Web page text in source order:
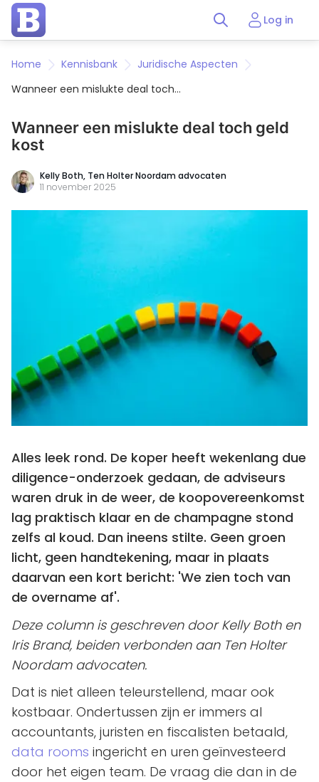
Log in
Home Kennisbank
Juridische Aspecten
Wanneer een mislukte deal toch
Wanneer een mislukte deal toch geld
kost
Kelly Both, Ten Holter Noordam advocaten
11 november 2025
Alles leek rond. De koper heeft wekenlang due
diligence-onderzoek gedaan, de adviseurs
waren druk in de weer, de koopovereenkomst
lag praktisch klaar en de champagne stond
zelfs al koud. Dan ineens stilte. Geen groen
licht, geen handtekening, maar in plaats
daarvan een kort bericht: 'We zien toch van
de overname af'.
Deze column is geschreven door Kelly Both en
Iris Brand, beiden verbonden aan Ten Holter
Noordam advocaten.
Dat is niet alleen teleurstellend, maar ook
kostbaar. Ondertussen zijn er immers al
accountants, juristen en fiscalisten betaald,
data rooms ingericht en uren geïnvesteerd
door het eigen team. De vraag die dan in de